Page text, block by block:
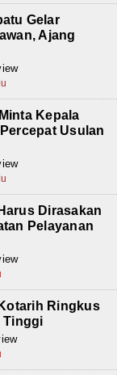
Gelar
Ajang
Kepala
Usulan
Dirasakan
Pelayanan
Ringkus
Tinggi